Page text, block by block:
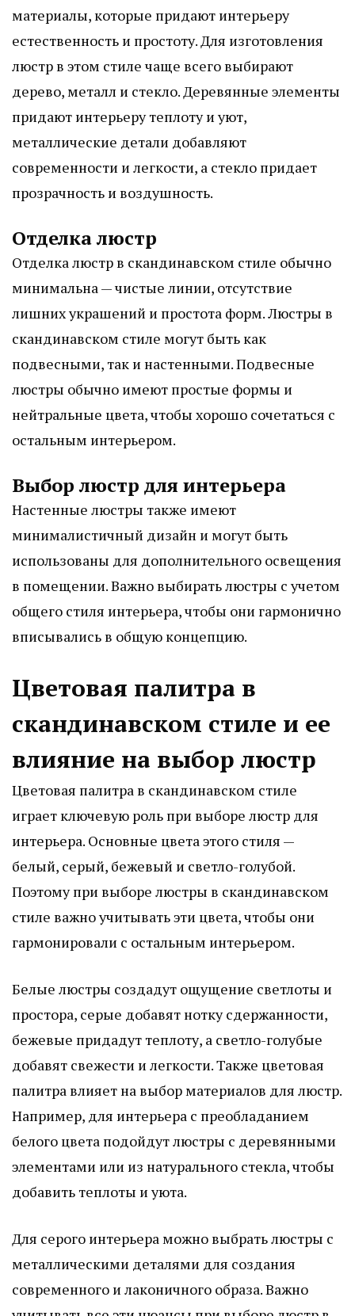
материалы, которые придают интерьеру
естественность и простоту. Для изготовления
люстр в этом стиле чаще всего выбирают
дерево, металл и стекло. Деревянные элементы
придают интерьеру теплоту и уют,
металлические детали добавляют
современности и легкости, а стекло придает
прозрачность и воздушность.
Отделка люстр
Отделка люстр в скандинавском стиле обычно
минимальна — чистые линии, отсутствие
лишних украшений и простота форм. Люстры в
скандинавском стиле могут быть как
подвесными, так и настенными. Подвесные
люстры обычно имеют простые формы и
нейтральные цвета, чтобы хорошо сочетаться с
остальным интерьером.
Выбор люстр для интерьера
Настенные люстры также имеют
минималистичный дизайн и могут быть
использованы для дополнительного освещения
в помещении. Важно выбирать люстры с учетом
общего стиля интерьера, чтобы они гармонично
вписывались в общую концепцию.
Цветовая палитра в
скандинавском стиле и ее
влияние на выбор люстр
Цветовая палитра в скандинавском стиле
играет ключевую роль при выборе люстр для
интерьера. Основные цвета этого стиля —
белый, серый, бежевый и светло-голубой.
Поэтому при выборе люстры в скандинавском
стиле важно учитывать эти цвета, чтобы они
гармонировали с остальным интерьером.
Белые люстры создадут ощущение светлоты и
простора, серые добавят нотку сдержанности,
бежевые придадут теплоту, а светло-голубые
добавят свежести и легкости. Также цветовая
палитра влияет на выбор материалов для люстр.
Например, для интерьера с преобладанием
белого цвета подойдут люстры с деревянными
элементами или из натурального стекла, чтобы
добавить теплоты и уюта.
Для серого интерьера можно выбрать люстры с
металлическими деталями для создания
современного и лаконичного образа. Важно